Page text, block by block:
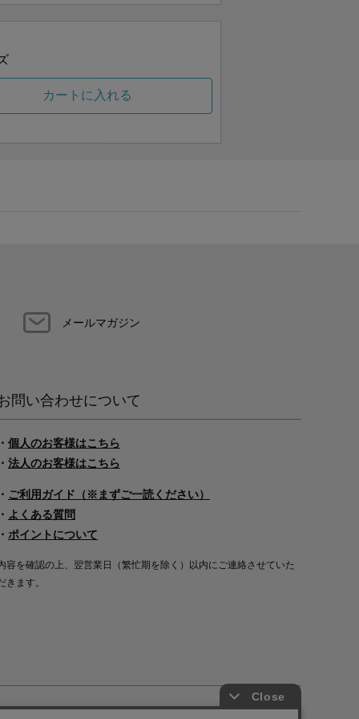
カートに入れる
メールマガジン
問い合わせについて
・ 個人のお客様はこちら
・ 法人のお客様はこちら
・ ご利用ガイド（※まずご一読ください）
・ よくある質問
・ ポイントについて
容を確認の上、翌営業日（繁忙期を除く）以内にご連絡させていた
きます。